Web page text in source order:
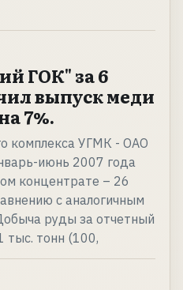
ГОК" за 6
выпуск меди
7%.
комплекса УГМК - ОАО
июнь 2007 года
концентрате – 26
с аналогичным
руды за отчетный
тыс. тонн (100,